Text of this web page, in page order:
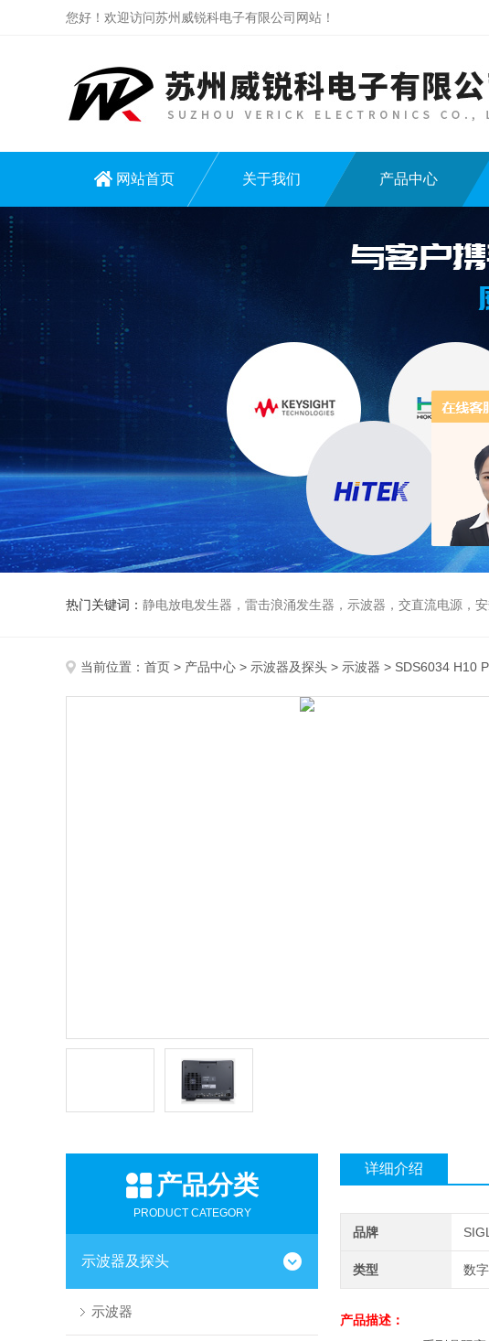
您好！欢迎访问苏州威锐科电子有限公司网站！
网站首页 关于我们 产品中心
热门关键词： 静电放电发生器，雷击浪涌发生器，示波器，交直流电源，安规测试
当前位置： 首页 > 产品中心 > 示波器及探头 > 示波器 > SDS6034 H10
产品分类
PRODUCT CATEGORY
示波器及探头
示波器
详细介绍
品牌
类型 数
产品描述：